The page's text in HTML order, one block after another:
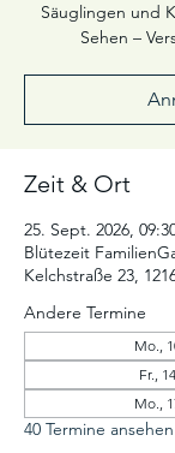
Säuglingen und
Sehen –
Zeit & Ort
25. Sept. 2026,
Blütezeit
Kelchstraße 23,
Andere Termine
Mo.,
Fr.,
Mo.,
40 Termine ansehen